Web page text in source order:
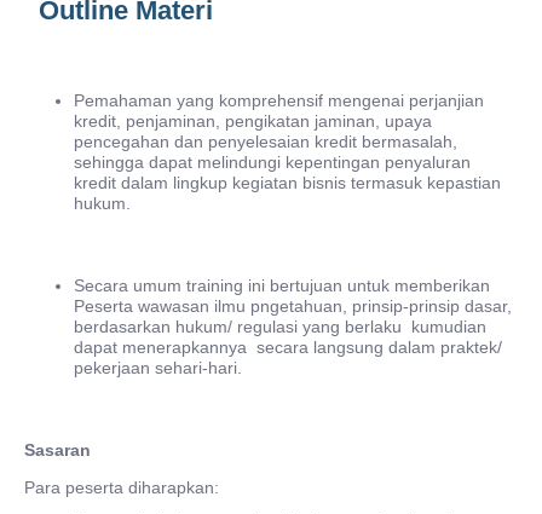
Outline Materi
Pemahaman yang komprehensif mengenai perjanjian
kredit, penjaminan, pengikatan jaminan, upaya
pencegahan dan penyelesaian kredit bermasalah,
sehingga dapat melindungi kepentingan penyaluran
kredit dalam lingkup kegiatan bisnis termasuk kepastian
hukum.
Secara umum training ini bertujuan untuk memberikan
Peserta wawasan ilmu pngetahuan, prinsip-prinsip dasar,
berdasarkan hukum/ regulasi yang berlaku kumudian
dapat menerapkannya secara langsung dalam praktek/
pekerjaan sehari-hari.
Sasaran
Para peserta diharapkan: